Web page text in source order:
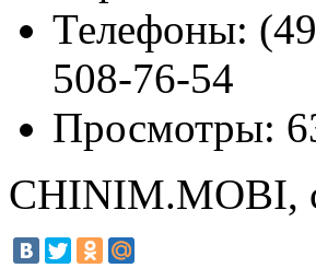
Телефоны:
508-76-54
Просмотры:
CHINIM.MOBI,